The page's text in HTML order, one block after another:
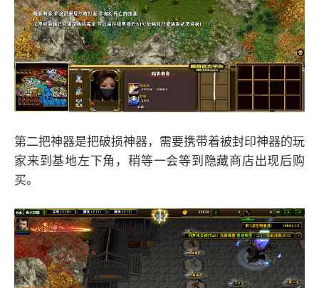
第二把神器是把破损神器，需要携带着被封印神器的玩
家来到基地左下角，稍等一会等到隐藏商店出现后购
买。